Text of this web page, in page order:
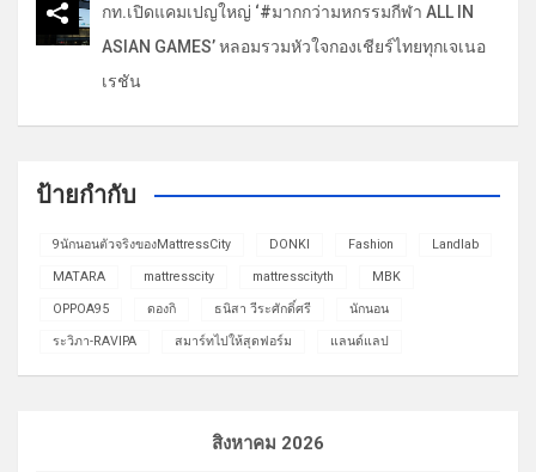
กท.เปิดแคมเปญใหญ่ ‘#มากกว่ามหกรรมกีฬา ALL IN
ASIAN GAMES’ หลอมรวมหัวใจกองเชียร์ไทยทุกเจเนอ
เรชัน
ป้ายกำกับ
9นักนอนตัวจริงของMattressCity DONKI Fashion Landlab
MATARA mattresscity mattresscityth MBK
OPPOA95 ดองกิ ธนิสา วีระศักดิ์ศรี นักนอน
ระวิภา-RAVIPA สมาร์ทไปให้สุดฟอร์ม แลนด์แลป
สิงหาคม 2026